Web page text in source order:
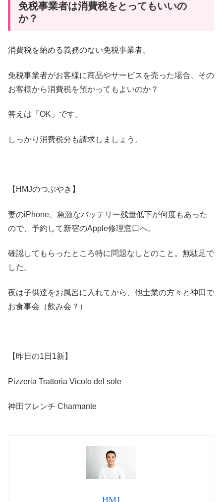
免税事業者は消費税をとってもいいの
か？
消費税を納める義務のない免税事業者。
免税事業者がお客様に商品やサービスを売った場合、その
お客様から消費税を預かってもよいのか？
答えは「OK」です。
しっかり消費税分も請求しましょう。
【HMJのつぶやき】
妻のiPhone、急激なバッテリー残量低下が何度もあった
ので、予約して新宿のApple修理窓口へ。
確認してもらったところ特に問題なしとのこと。無駄足で
した。
夜は子供達をお風呂に入れてから、他士業の方々と神田で
お食事会（飲み会？）
【昨日の1日1新】
Pizzeria Trattoria Vicolo del sole
神田フレンチ Charmante
HMJ